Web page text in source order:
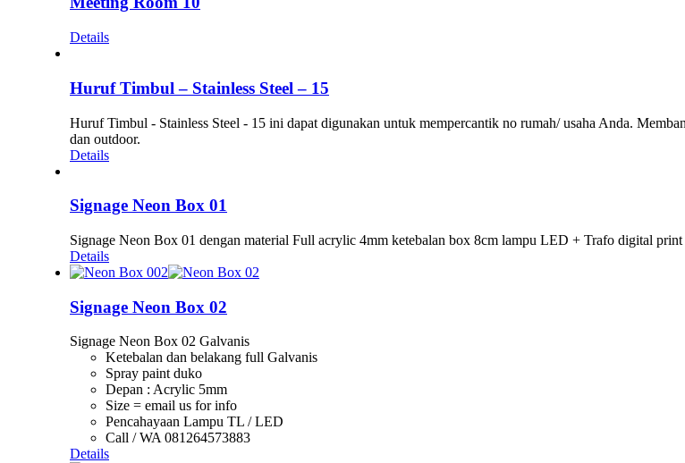
Details
Huruf Timbul – Stainless Steel – 15
Huruf Timbul - Stainless Steel - 15 ini dapat digunakan untuk mempercantik no rumah/ usaha Anda.
dan outdoor.
Details
Signage Neon Box 01
Signage Neon Box 01 dengan material Full acrylic 4mm ketebalan box 8cm lampu LED + Trafo digital
Details
Signage Neon Box 02
Signage Neon Box 02 Galvanis
Ketebalan dan belakang full Galvanis
Spray paint duko
Depan : Acrylic 5mm
Size = email us for info
Pencahayaan Lampu TL / LED
Call / WA 081264573883
Details